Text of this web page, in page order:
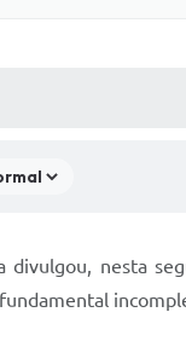
divulgou, nesta